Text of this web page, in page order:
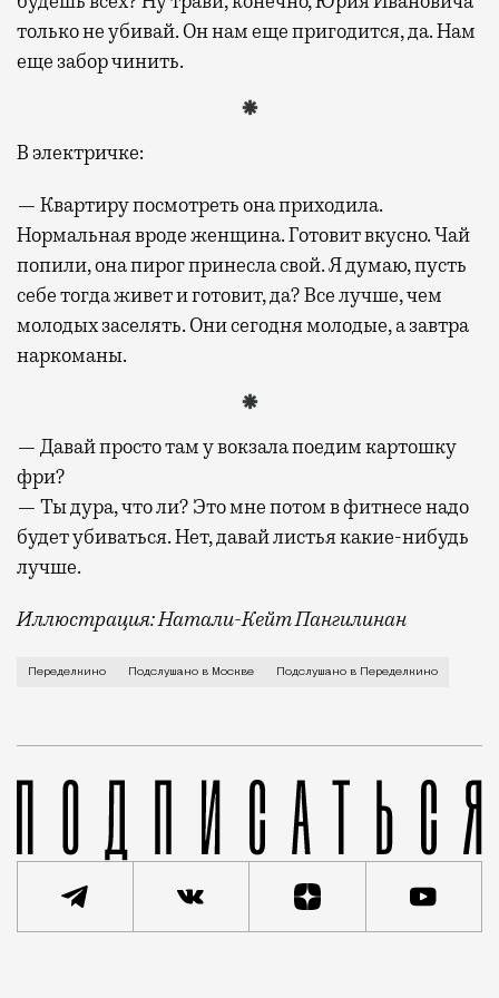
только не убивай. Он нам еще пригодится, да. Нам
еще забор чинить.
В электричке:
— Квартиру посмотреть она приходила.
Нормальная вроде женщина. Готовит вкусно. Чай
попили, она пирог принесла свой. Я думаю, пусть
себе тогда живет и готовит, да? Все лучше, чем
молодых заселять. Они сегодня молодые, а завтра
наркоманы.
— Давай просто там у вокзала поедим картошку
фри?
— Ты дура, что ли? Это мне потом в фитнесе надо
будет убиваться. Нет, давай листья какие-нибудь
лучше.
Иллюстрация: Натали-Кейт Пангилинан
Две женщины смотрят на голубей: — Они такие
Переделкино Подслушано в Москве Подслушано в Переделкино